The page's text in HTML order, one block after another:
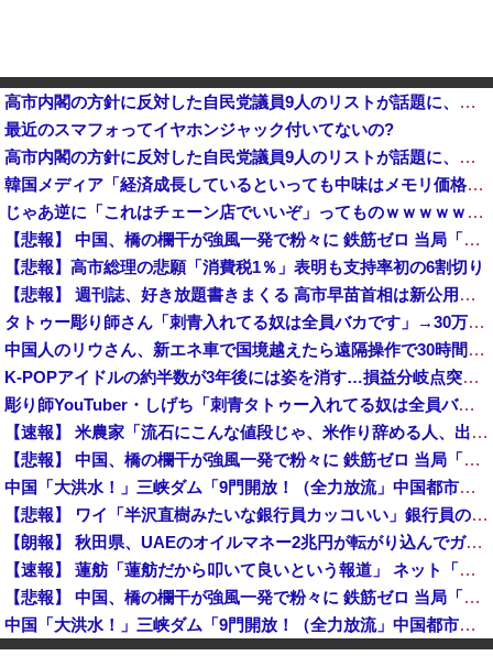
高市内閣の方針に反対した自民党議員9人のリストが話題に、「岩屋はどこへ行った？」との指摘もあるが……他
最近のスマフォってイヤホンジャック付いてないの?
高市内閣の方針に反対した自民党議員9人のリストが話題に、「岩屋はどこへ行った？」との指摘もあるが……
韓国メディア「経済成長しているといっても中味はメモリ価格だけ。雇用増加見通しが半減してしまった」……韓国の内需不況は根強い状況っすね
じゃあ逆に「これはチェーン店でいいぞ」ってものｗｗｗｗｗｗｗｗ
【悲報】 中国、橋の欄干が強風一発で粉々に 鉄筋ゼロ 当局「接着剤でくっつけただけ」「正常で、品質問題はない」
【悲報】高市総理の悲願「消費税1％」表明も支持率初の6割切り
【悲報】 週刊誌、好き放題書きまくる 高市早苗首相は新公用車の贅を尽くした後部座席でたばこを吸うのが至福の時間「どんどん延びる乗車時間」
タトゥー彫り師さん「刺青入れてる奴は全員バカです」→30万再生ｗｗｗｗｗｗ
中国人のリウさん、新エネ車で国境越えたら遠隔操作で30時間ロックされる！
K-POPアイドルの約半数が3年後には姿を消す…損益分岐点突破は4％未満
彫り師YouTuber・しげち「刺青タトゥー入れてる奴は全員バカです」「すごい民度低い」「5000円好きなんすよ、バカって」
【速報】 米農家「流石にこんな値段じゃ、米作り辞める人、出るんじゃないかなあ？？」
【悲報】 中国、橋の欄干が強風一発で粉々に 鉄筋ゼロ 当局「接着剤でくっつけただけ」「正常で、品質問題はない」
中国「大洪水！」三峡ダム「9門開放！（全力放流」中国都市「三峡沿線の道路水没」中国政府「高速道路封鎖！」中国ダム「緊急放流に合わせて開門（土砂崩れ発生」→
【悲報】 ワイ「半沢直樹みたいな銀行員カッコいい」銀行員の友人「あんな奴居ねえよ」
【朗報】 秋田県、UAEのオイルマネー2兆円が転がり込んでガチで東北最強になるぞｗｗｗｗｗｗｗ
【速報】 蓮舫「蓮舫だから叩いて良いという報道」 ネット「高市だから叩いて良いをやってるのがお前だろ」
【悲報】 中国、橋の欄干が強風一発で粉々に 鉄筋ゼロ 当局「接着剤でくっつけただけ」「正常で、品質問題はない」
中国「大洪水！」三峡ダム「9門開放！（全力放流」中国都市「三峡沿線の道路水没」中国政府「高速道路封鎖！」中国ダム「緊急放流に合わせて開門（土砂崩れ発生」→
石破茂前総理「ウクライナが核放棄しなければロシア侵攻しなかった」！